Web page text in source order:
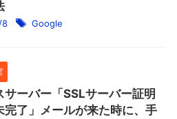
8 Google
サーバー「SSLサーバー証明
完了」メールが来た時に、手